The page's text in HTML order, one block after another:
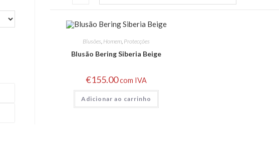
Blusões, Homem, Protecções
Blusão Bering Siberia Beige
€155.00com IVA
Adicionar ao carrinho